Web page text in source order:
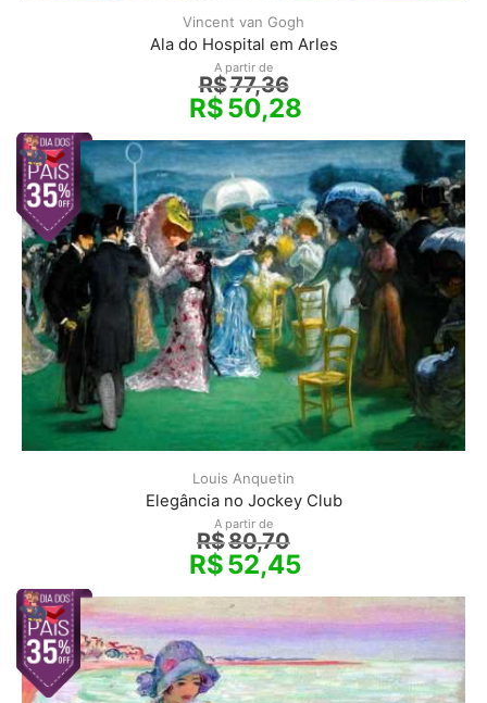
Vincent van Gogh
Ala do Hospital em Arles
A partir de
R$77,36
R$50,28
Louis Anquetin
Elegância no Jockey Club
A partir de
R$80,70
R$52,45